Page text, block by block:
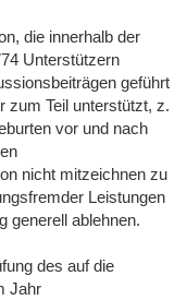
die innerhalb der
Unterstützern
geführt
zum Teil unterstützt, z.
vor und nach
nicht mitzeichnen zu
Leistungen
generell ablehnen.
des auf die
Jahr